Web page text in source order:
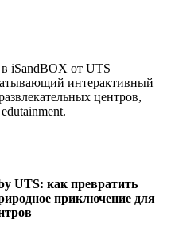
iSandBOX от UTS
интерактивный
центров,
UTS: как превратить
приключение для